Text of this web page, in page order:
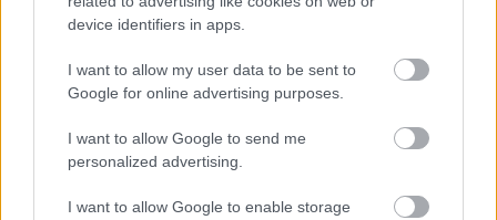
device identifiers in apps.
I want to allow my user data to be sent to
Google for online advertising purposes.
I want to allow Google to send me
personalized advertising.
I want to allow Google to enable storage
Az F1-es Német Nagydíj „mindenképpen megvalósul”